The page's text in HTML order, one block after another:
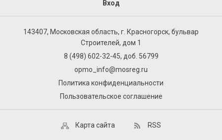
Вход
143407, Московская область, г. Красногорск, бульвар
Строителей, дом 1
8 (498) 602-32-45, доб. 56799
opmo_info@mosreg.ru
Политика конфиденциальности
Пользовательское соглашение
Карта сайта RSS